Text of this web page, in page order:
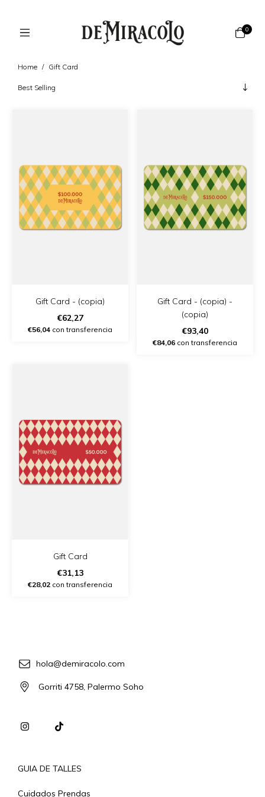
0
Home / Gift Card
Gift Card - (copia)
€62,27
€56,04 con transferencia
Gift Card - (copia) -
(copia)
€93,40
€84,06 con transferencia
Gift Card
€31,13
€28,02 con transferencia
hola@demiracolo.com
Gorriti 4758, Palermo Soho
GUIA DE TALLES
Cuidados Prendas